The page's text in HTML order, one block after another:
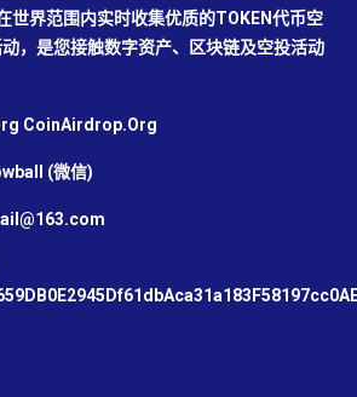
世界范围内实时收集优质的TOKEN代币空
，是您接触数字资产、区块链及空投活动
CoinAirdrop.Org
(微信)